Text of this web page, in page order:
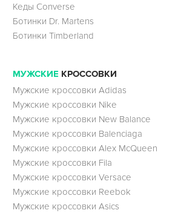
Кеды Converse
Ботинки Dr. Martens
Ботинки Timberland
МУЖСКИЕ КРОССОВКИ
Мужские кроссовки Adidas
Мужские кроссовки Nike
Мужские кроссовки New Balance
Мужские кроссовки Balenciaga
Мужские кроссовки Alex McQueen
Мужские кроссовки Fila
Мужские кроссовки Versace
Мужские кроссовки Reebok
Мужские кроссовки Asics